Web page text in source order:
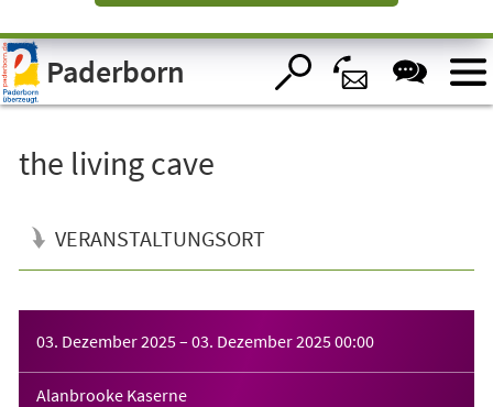
Visuelle
Assistenzsoftware
öffnen.Paderborn
the living cave
VERANSTALTUNGSORT
03. Dezember 2025– 03. Dezember 202500:00
Alanbrooke Kaserne